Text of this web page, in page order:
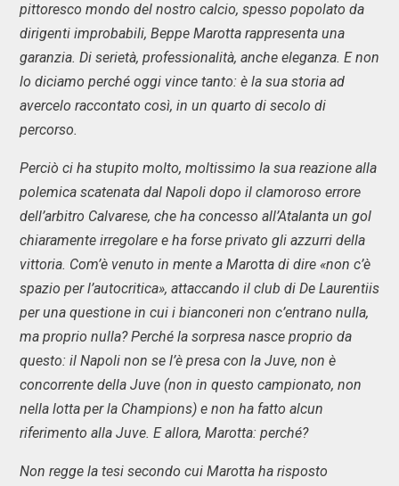
pittoresco mondo del nostro calcio, spesso popolato da
dirigenti improbabili, Beppe Marotta rappresenta una
garanzia. Di serietà, professionalità, anche eleganza. E non
lo diciamo perché oggi vince tanto: è la sua storia ad
avercelo raccontato così, in un quarto di secolo di
percorso.
Perciò ci ha stupito molto, moltissimo la sua reazione alla
polemica scatenata dal Napoli dopo il clamoroso errore
dell’arbitro Calvarese, che ha concesso all’Atalanta un gol
chiaramente irregolare e ha forse privato gli azzurri della
vittoria. Com’è venuto in mente a Marotta di dire «non c’è
spazio per l’autocritica», attaccando il club di De Laurentiis
per una questione in cui i bianconeri non c’entrano nulla,
ma proprio nulla? Perché la sorpresa nasce proprio da
questo: il Napoli non se l’è presa con la Juve, non è
concorrente della Juve (non in questo campionato, non
nella lotta per la Champions) e non ha fatto alcun
riferimento alla Juve. E allora, Marotta: perché?
Non regge la tesi secondo cui Marotta ha risposto